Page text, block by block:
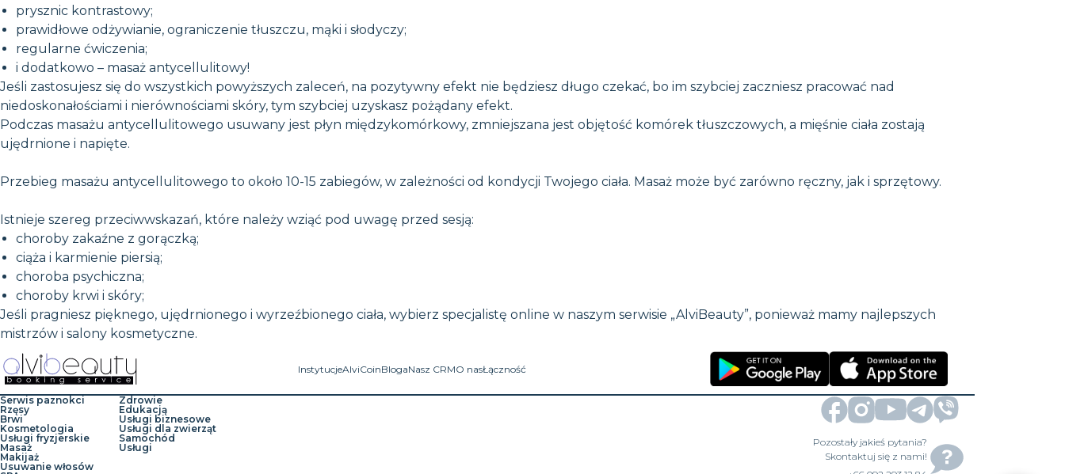
prysznic kontrastowy;
prawidłowe odżywianie, ograniczenie tłuszczu, mąki i słodyczy;
regularne ćwiczenia;
i dodatkowo – masaż antycellulitowy!
Jeśli zastosujesz się do wszystkich powyższych zaleceń, na pozytywny efekt nie będziesz długo czekać, bo im szybciej zaczniesz pracować nad
niedoskonałościami i nierównościami skóry, tym szybciej uzyskasz pożądany efekt.
Podczas masażu antycellulitowego usuwany jest płyn międzykomórkowy, zmniejszana jest objętość komórek tłuszczowych, a mięśnie ciała zostają
ujędrnione i napięte.
Przebieg masażu antycellulitowego to około 10-15 zabiegów, w zależności od kondycji Twojego ciała. Masaż może być zarówno ręczny, jak i sprzętowy.
Istnieje szereg przeciwwskazań, które należy wziąć pod uwagę przed sesją:
choroby zakaźne z gorączką;
ciąża i karmienie piersią;
choroba psychiczna;
choroby krwi i skóry;
Jeśli pragniesz pięknego, ujędrnionego i wyrzeźbionego ciała, wybierz specjalistę online w naszym serwisie „AlviBeauty”, ponieważ mamy najlepszych
mistrzów i salony kosmetyczne.
InstytucjeAlviCoinBlogaNasz CRMO nasŁączność
Serwis paznokci
Rzęsy
Brwi
Kosmetologia
Usługi fryzjerskie
Masaż
Makijaż
Usuwanie włosów
Zdrowie
Edukacją
Usługi biznesowe
Usługi dla zwierząt
Samochód
Usługi
Pozostały jakieś pytania?
Skontaktuj się z nami!